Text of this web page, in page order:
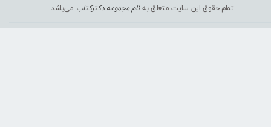
تمام حقوق این سایت متعلق بهنام مجموعه دکترکتاب می‌باشد.